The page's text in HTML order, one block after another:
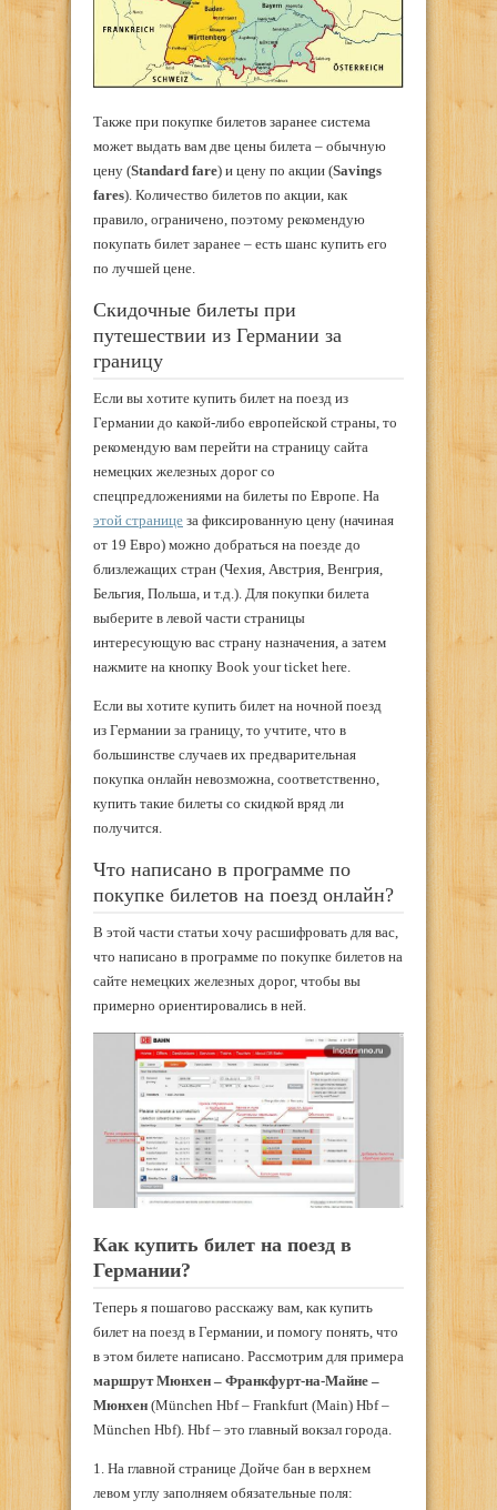
Также при покупке билетов заранее система
может выдать вам две цены билета – обычную
цену (Standard fare) и цену по акции (Savings
fares). Количество билетов по акции, как
правило, ограничено, поэтому рекомендую
покупать билет заранее – есть шанс купить его
по лучшей цене.
Скидочные билеты при
путешествии из Германии за
границу
Если вы хотите купить билет на поезд из
Германии до какой-либо европейской страны, то
рекомендую вам перейти на страницу сайта
немецких железных дорог со
спецпредложениями на билеты по Европе. На
этой странице за фиксированную цену (начиная
от 19 Евро) можно добраться на поезде до
близлежащих стран (Чехия, Австрия, Венгрия,
Бельгия, Польша, и т.д.). Для покупки билета
выберите в левой части страницы
интересующую вас страну назначения, а затем
нажмите на кнопку Book your ticket here.
Если вы хотите купить билет на ночной поезд
из Германии за границу, то учтите, что в
большинстве случаев их предварительная
покупка онлайн невозможна, соответственно,
купить такие билеты со скидкой вряд ли
получится.
Что написано в программе по
покупке билетов на поезд онлайн?
В этой части статьи хочу расшифровать для вас,
что написано в программе по покупке билетов на
сайте немецких железных дорог, чтобы вы
примерно ориентировались в ней.
Как купить билет на поезд в
Германии?
Теперь я пошагово расскажу вам, как купить
билет на поезд в Германии, и помогу понять, что
в этом билете написано. Рассмотрим для примера
маршрут Мюнхен – Франкфурт-на-Майне –
Мюнхен (München Hbf – Frankfurt (Main) Hbf –
München Hbf). Hbf – это главный вокзал города.
1. На главной странице Дойче бан в верхнем
левом углу заполняем обязательные поля: